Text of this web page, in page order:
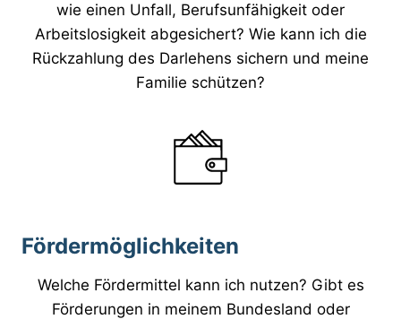
wie einen Unfall, Berufsunfähigkeit oder
Arbeitslosigkeit abgesichert? Wie kann ich die
Rückzahlung des Darlehens sichern und meine
Familie schützen?
Fördermöglichkeiten
Welche Fördermittel kann ich nutzen? Gibt es
Förderungen in meinem Bundesland oder